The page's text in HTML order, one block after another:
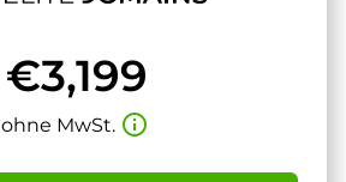
€3,199
ohne MwSt. info_outline